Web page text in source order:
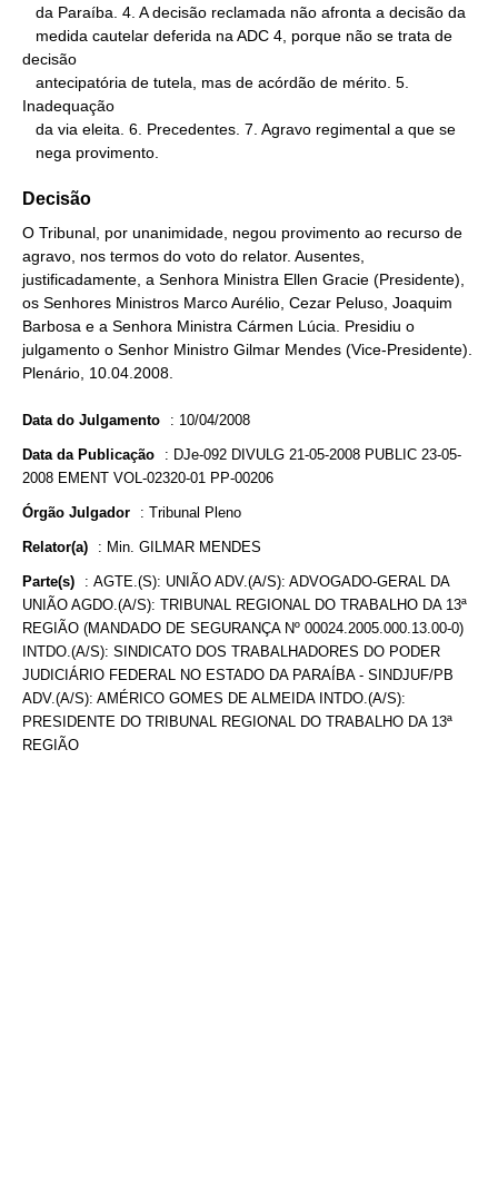
decisão
Inadequação
   nega provimento.
Decisão
O Tribunal, por unanimidade, negou provimento ao recurso de
agravo, nos termos do voto do relator. Ausentes,
justificadamente, a Senhora Ministra Ellen Gracie (Presidente),
os Senhores Ministros Marco Aurélio, Cezar Peluso, Joaquim
Barbosa e a Senhora Ministra Cármen Lúcia. Presidiu o
julgamento o Senhor Ministro Gilmar Mendes (Vice-Presidente).
Plenário, 10.04.2008.
Data do Julgamento : 10/04/2008
Data da Publicação : DJe-092 DIVULG 21-05-2008 PUBLIC 23-05-
2008 EMENT VOL-02320-01 PP-00206
Órgão Julgador : Tribunal Pleno
Relator(a) : Min. GILMAR MENDES
Parte(s) : AGTE.(S): UNIÃO ADV.(A/S): ADVOGADO-GERAL DA
UNIÃO AGDO.(A/S): TRIBUNAL REGIONAL DO TRABALHO DA 13ª
REGIÃO (MANDADO DE SEGURANÇA Nº 00024.2005.000.13.00-0)
INTDO.(A/S): SINDICATO DOS TRABALHADORES DO PODER
JUDICIÁRIO FEDERAL NO ESTADO DA PARAÍBA - SINDJUF/PB
ADV.(A/S): AMÉRICO GOMES DE ALMEIDA INTDO.(A/S):
PRESIDENTE DO TRIBUNAL REGIONAL DO TRABALHO DA 13ª
REGIÃO